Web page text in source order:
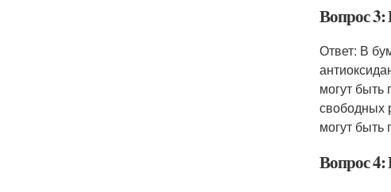
Вопрос 3:
Ответ: В
могут быть
свободных
могут
Вопрос